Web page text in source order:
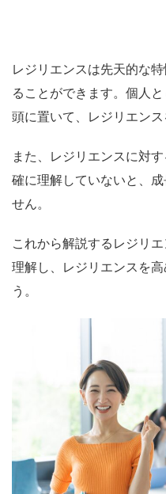
レジリエンスは先天的な特
ることができます。 個人
頭に置いて、レジリエンス
また、レジリエンスに対
確に理解していないと、
せん。
これから解説するレジリ
理解し、レジリエンスを
う。